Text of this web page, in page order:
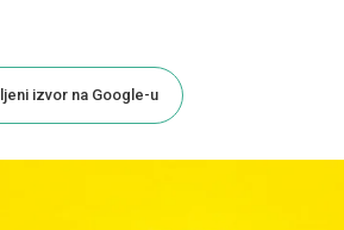
izvor na Google-u